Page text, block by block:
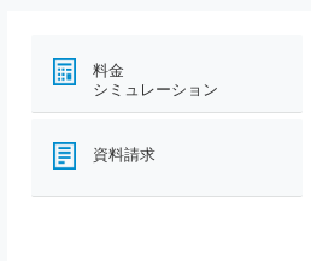
料金
シミュレーション
資料請求